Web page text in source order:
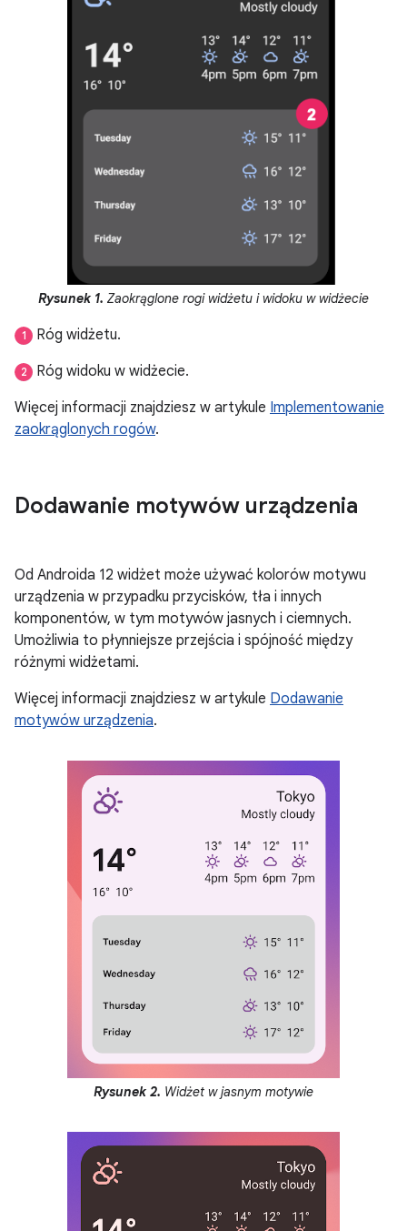
Rysunek 1. Zaokrąglone rogi widżetu i widoku w widżecie
1 Róg widżetu.
2
Róg widoku w widżecie.
Więcej informacji znajdziesz w artykule Implementowanie
zaokrąglonych rogów.
Dodawanie motywów urządzenia
Od Androida 12 widżet może używać kolorów motywu
urządzenia w przypadku przycisków, tła i innych
komponentów, w tym motywów jasnych i ciemnych.
Umożliwia to płynniejsze przejścia i spójność między
różnymi widżetami.
Więcej informacji znajdziesz w artykule Dodawanie
motywów urządzenia.
Rysunek 2. Widżet w jasnym motywie